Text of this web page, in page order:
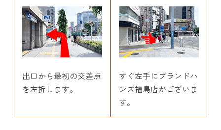
出口から最初の交差点
を左折します。
すぐ左手にブランドハ
ンズ福島店がございま
す。